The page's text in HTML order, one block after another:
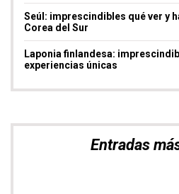
Seúl: imprescindibles qué ver y
Corea del Sur
Laponia finlandesa:
experiencias únicas
Entradas